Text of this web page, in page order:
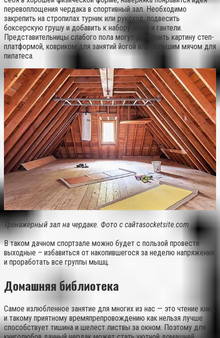
перевоплощения чердака в спортивный зал. Необходимо
закрепить на стропилах турник или рукоход, подвесить
боксерскую грушу и добавить к набору маты и гантели.
Представительницы слабого пола могут дополнить картину степ-
платформой, ковриком для занятий йогой или большим мячом для
пилатеса.
Тренажёрный зал на чердаке. Фото с сайтаsocketsite.com
В таком дачном спортзале можно будет с пользой провести
выходные – избавиться от накопившегося за неделю напряжения
и проработать все группы мышц.
Домашняя библиотека
Самое излюбленное занятие для многих из нас — это чтение книг,
и такому приятному времяпрепровождению как нельзя лучше
способствует тишина и шелест листвы за окном. Поэтому для